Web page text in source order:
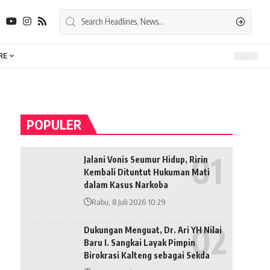
POPULER
Jalani Vonis Seumur Hidup, Ririn
Kembali Dituntut Hukuman Mati
dalam Kasus Narkoba
Rabu, 8 Juli 2026 10:29
Dukungan Menguat, Dr. Ari YH Nilai
Baru I. Sangkai Layak Pimpin
Birokrasi Kalteng sebagai Sekda